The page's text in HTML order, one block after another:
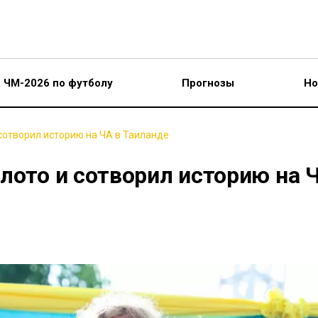
ЧМ-2026 по футболу Прогнозы
историю на ЧА в Таиланде
и сотворил историю на